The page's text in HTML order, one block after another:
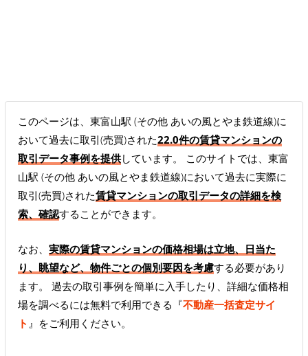
このページは、東富山駅 (その他 あいの風とやま鉄道線)に
おいて過去に取引(売買)された22.0件の賃貸マンションの
取引データ事例を提供しています。 このサイトでは、東富
山駅 (その他 あいの風とやま鉄道線)において過去に実際に
取引(売買)された賃貸マンションの取引データの詳細を検
索、確認することができます。
なお、 実際の賃貸マンションの価格相場は立地、日当た
り、眺望など、物件ごとの個別要因を考慮する必要があり
ます。 過去の取引事例を簡単に入手したり、詳細な価格相
場を調べるには無料で利用できる『不動産一括査定サイ
ト 』をご利用ください。